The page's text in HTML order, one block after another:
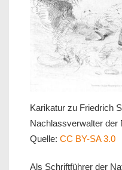
Karikatur zu Friedrich
Nachlassverwalter der
Quelle: CC BY-SA 3.0
Als Schriftführer der